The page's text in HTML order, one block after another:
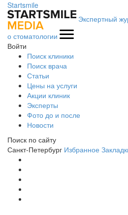
Startsmile
Экспертный
о стоматологии
Войти
Поиск клиники
Поиск врача
Статьи
Цены на услуги
Акции клиник
Эксперты
Фото до и после
Новости
Поиск по сайту
Санкт-Петербург Избранное